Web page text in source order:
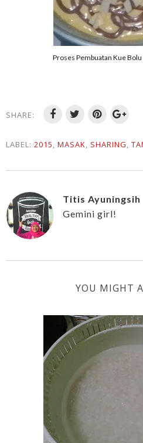
Proses Pembuatan Kue
SHARE:
LABEL: 2015, MASAK, SHARING,
Titis Ayuningsih
Gemini girl!
YOU MIGHT